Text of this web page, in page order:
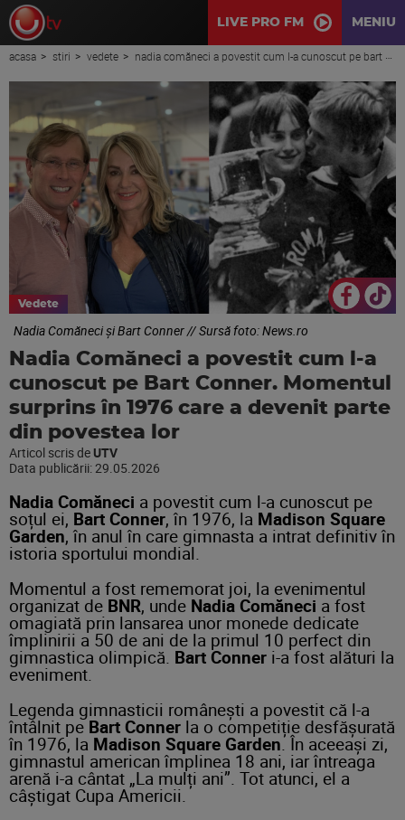
LIVE PRO FM MENIU
acasa stiri vedete nadia comăneci a povestit cum l-a cunoscut pe bart conner. momentul surprins în 1976 care a devenit parte din povestea lor
Vedete
Nadia Comăneci și Bart Conner // Sursă foto: News.ro
Nadia Comăneci a povestit cum l-a
cunoscut pe Bart Conner. Momentul
surprins în 1976 care a devenit parte
din povestea lor
Articol scris de UTV
Data publicării:29.05.2026
Nadia Comăneci a povestit cum l-a cunoscut pe
soțul ei, Bart Conner, în 1976, la Madison Square
Garden, în anul în care gimnasta a intrat definitiv în
istoria sportului mondial.
Momentul a fost rememorat joi, la evenimentul
organizat de BNR, unde Nadia Comăneci a fost
omagiată prin lansarea unor monede dedicate
împlinirii a 50 de ani de la primul 10 perfect din
gimnastica olimpică. Bart Conner i-a fost alături la
eveniment.
Legenda gimnasticii românești a povestit că l-a
întâlnit peBart Conner la o competiție desfășurată
în 1976, la Madison Square Garden. În aceeași zi,
gimnastul american împlinea 18 ani, iar întreaga
arenă i-a cântat „La mulți ani”. Tot atunci, el a
câștigat Cupa Americii.